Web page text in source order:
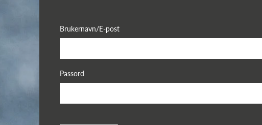
Brukernavn/E-post
Passord